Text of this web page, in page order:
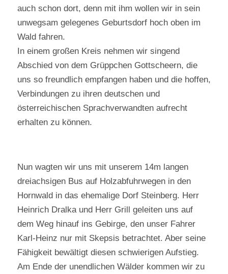
auch schon dort, denn mit ihm wollen wir in sein
unwegsam gelegenes Geburtsdorf hoch oben im
Wald fahren.
In einem großen Kreis nehmen wir singend
Abschied von dem Grüppchen Gottscheern, die
uns so freundlich empfangen haben und die hoffen,
Verbindungen zu ihren deutschen und
österreichischen Sprachverwandten aufrecht
erhalten zu können.
Nun wagten wir uns mit unserem 14m langen
dreiachsigen Bus auf Holzabfuhrwegen in den
Hornwald in das ehemalige Dorf Steinberg. Herr
Heinrich Dralka und Herr Grill geleiten uns auf
dem Weg hinauf ins Gebirge, den unser Fahrer
Karl-Heinz nur mit Skepsis betrachtet. Aber seine
Fähigkeit bewältigt diesen schwierigen Aufstieg.
Am Ende der unendlichen Wälder kommen wir zu